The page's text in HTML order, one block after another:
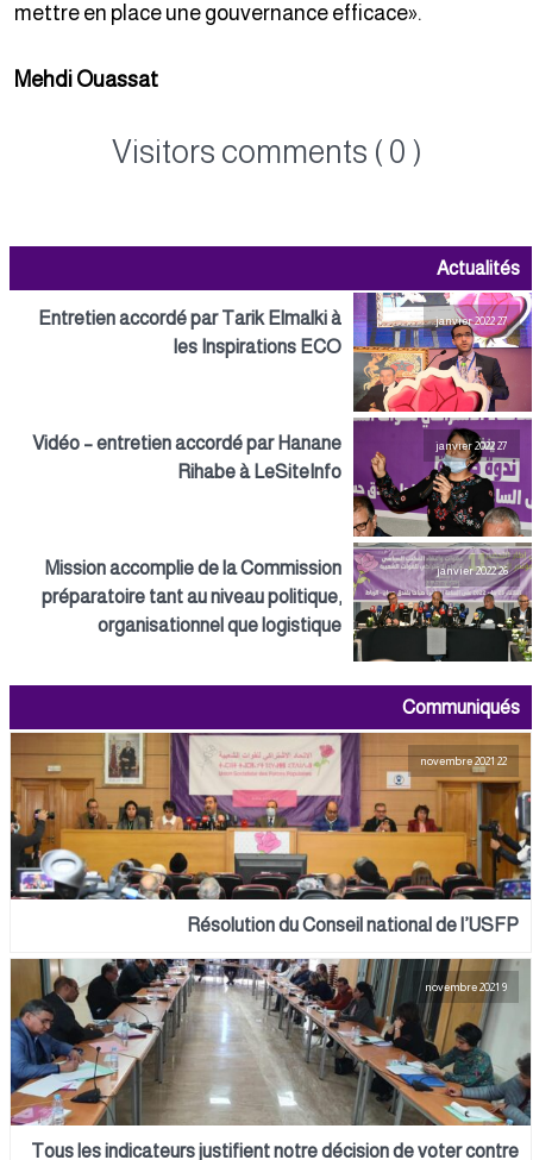
mettre en place une gouvernance efficace».
Mehdi Ouassat
Visitors comments ( 0 )
Actualités
27 janvier 2022
Entretien accordé par Tarik Elmalki à
les Inspirations ECO
27 janvier 2022
Vidéo – entretien accordé par Hanane
Rihabe à LeSiteInfo
26 janvier 2022
Mission accomplie de la Commission
préparatoire tant au niveau politique,
organisationnel que logistique
Communiqués
22 novembre 2021
Résolution du Conseil national de l’USFP
Tous les indicateurs justifient notre décision de voter contre